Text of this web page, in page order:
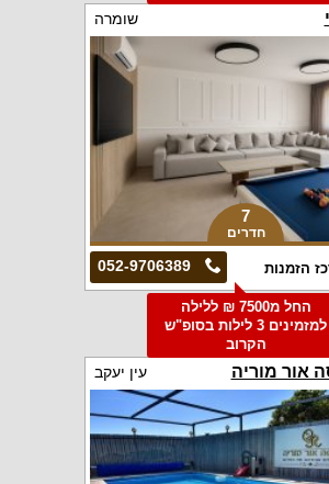
שומרה
7
חדרים
052-9706389 הזמנות
החל מ7500 ₪ ללילה
למזמינים 3 לילות בסופ"ש
הקרוב
אור מוריה עין יעקב